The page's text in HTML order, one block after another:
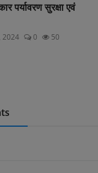
पर्यावरण सुरक्षा एवं
2024 0 50